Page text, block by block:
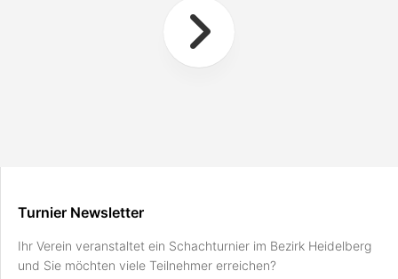
Turnier Newsletter
Ihr Verein veranstaltet ein Schachturnier im Bezirk Heidelberg
und Sie möchten viele Teilnehmer erreichen?